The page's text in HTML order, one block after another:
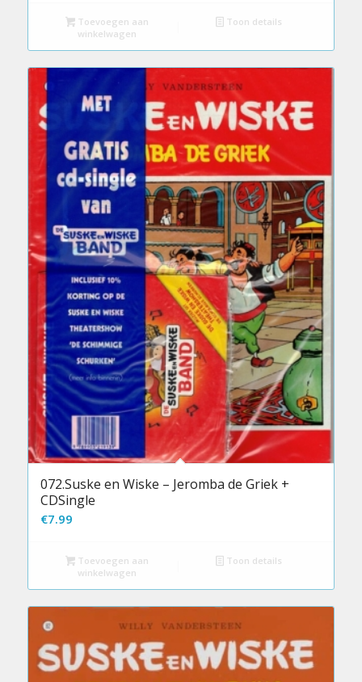
was:
€8.99.
is:
€5.99.
Toevoegen aan
winkelwagen
Toon details
072.Suske en Wiske – Jeromba de Griek +
CDSingle
€7.99
Toevoegen aan
winkelwagen
Toon details